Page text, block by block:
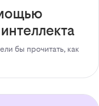
бы прочитать, как